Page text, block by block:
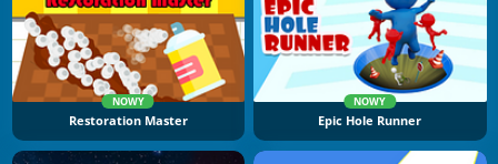
NOWY
Restoration Master
NOWY
Epic Hole Runner